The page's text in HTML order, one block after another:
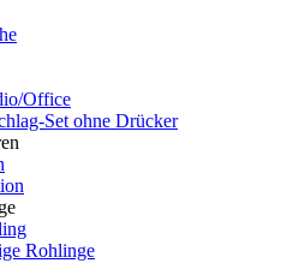
Office
Set ohne Drücker
Rohlinge